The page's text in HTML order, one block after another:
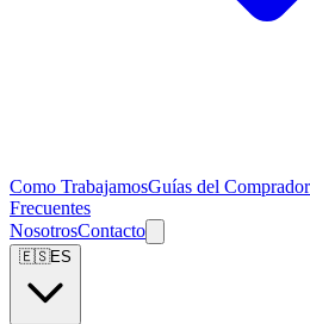
Como TrabajamosGuías del Comprador
Frecuentes
NosotrosContacto
🇪🇸ES